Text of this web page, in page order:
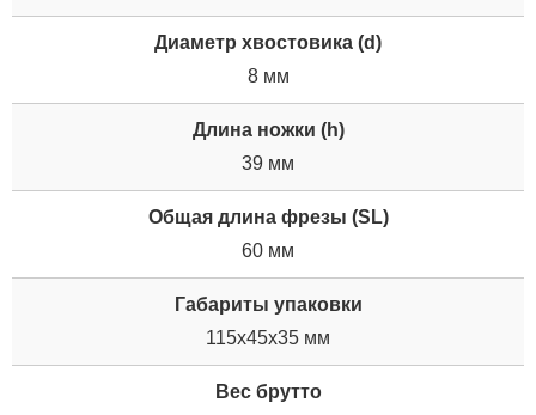
Диаметр хвостовика (d)
8 мм
Длина ножки (h)
39 мм
Общая длина фрезы (SL)
60 мм
Габариты упаковки
115x45x35 мм
Вес брутто